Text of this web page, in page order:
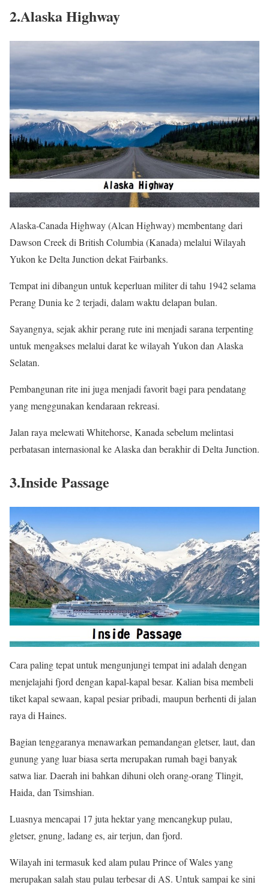
2.Alaska Highway
Alaska-Canada Highway (Alcan Highway) membentang dari
Dawson Creek di British Columbia (Kanada) melalui Wilayah
Yukon ke Delta Junction dekat Fairbanks.
Tempat ini dibangun untuk keperluan militer di tahu 1942 selama
Perang Dunia ke 2 terjadi, dalam waktu delapan bulan.
Sayangnya, sejak akhir perang rute ini menjadi sarana terpenting
untuk mengakses melalui darat ke wilayah Yukon dan Alaska
Selatan.
Pembangunan rite ini juga menjadi favorit bagi para pendatang
yang menggunakan kendaraan rekreasi.
Jalan raya melewati Whitehorse, Kanada sebelum melintasi
perbatasan internasional ke Alaska dan berakhir di Delta Junction.
3.Inside Passage
Cara paling tepat untuk mengunjungi tempat ini adalah dengan
menjelajahi fjord dengan kapal-kapal besar. Kalian bisa membeli
tiket kapal sewaan, kapal pesiar pribadi, maupun berhenti di jalan
raya di Haines.
Bagian tenggaranya menawarkan pemandangan gletser, laut, dan
gunung yang luar biasa serta merupakan rumah bagi banyak
satwa liar. Daerah ini bahkan dihuni oleh orang-orang Tlingit,
Haida, dan Tsimshian.
Luasnya mencapai 17 juta hektar yang mencangkup pulau,
gletser, gnung, ladang es, air terjun, dan fjord.
Wilayah ini termasuk ked alam pulau Prince of Wales yang
merupakan salah stau pulau terbesar di AS. Untuk sampai ke sini